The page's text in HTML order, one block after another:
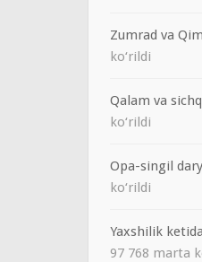
Zumrad va
ko‘rildi
Qalam va
ko‘rildi
Opa-singil
ko‘rildi
Yaxshilik
97 768 marta